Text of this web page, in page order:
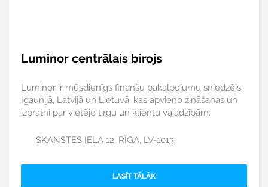
Luminor centrālais birojs
Luminor ir mūsdienīgs finanšu pakalpojumu sniedzējs
Igaunijā, Latvijā un Lietuvā, kas apvieno zināšanas un
izpratni par vietējo tirgu un klientu vajadzībām.
SKANSTES IELA 12, RĪGA, LV-1013
LASĪT TĀLĀK